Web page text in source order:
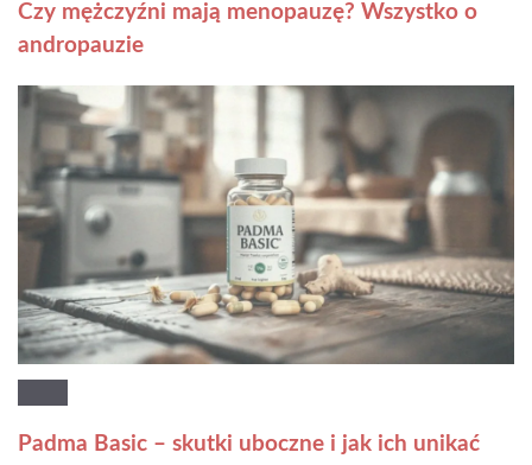
Czy mężczyźni mają menopauzę? Wszystko o
andropauzie
Padma Basic – skutki uboczne i jak ich unikać